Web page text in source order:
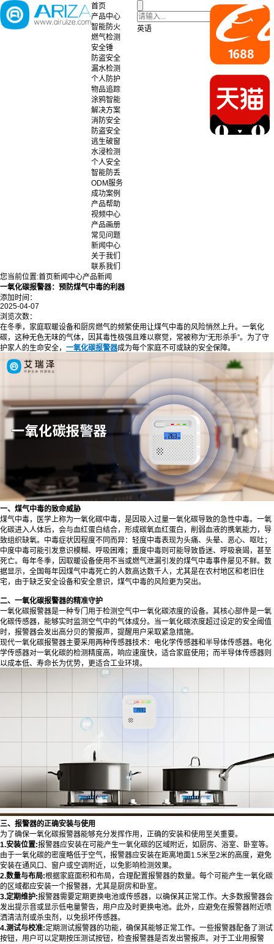
首页
产品中心
智能防火
燃气检测
安全锤
防盗安全
漏水检测
个人防护
物品追踪
涂鸦智能
解决方案
消防安全
防盗安全
逃生破窗
水浸检测
个人安全
智能防丢
ODM服务
成功案例
产品帮助
视频中心
产品画册
常见问题
新闻中心
关于我们
联系我们
英语
您当前位置:首页新闻中心产品新闻
一氧化碳报警器：预防煤气中毒的利器
添加时间：
2025-04-07
浏览次数：
在冬季，家庭取暖设备和厨房燃气的频繁使用让煤气中毒的风险悄然上升。一氧化
碳，这种无色无味的气体，因其毒性极强且难以察觉，常被称为“无形杀手”。为了守
护家人的生命安全， 一氧化碳报警器成为每个家庭不可或缺的安全保障。
一、煤气中毒的致命威胁
煤气中毒，医学上称为一氧化碳中毒，是因吸入过量一氧化碳导致的急性中毒。一氧
化碳进入人体后，会与血红蛋白结合，形成碳氧血红蛋白，削弱血液的携氧能力，导
致组织缺氧。中毒症状因程度不同而异：轻度中毒表现为头痛、头晕、恶心、呕吐；
中度中毒可能引发意识模糊、呼吸困难；重度中毒则可能导致昏迷、呼吸衰竭，甚至
死亡。每年冬季，因取暖设备使用不当或燃气泄漏引发的煤气中毒事件屡见不鲜。数
据显示，全国每年因煤气中毒死亡的人数高达数千人，尤其是在农村地区和老旧住
宅，由于缺乏安全设备和安全意识，煤气中毒的风险更为突出。
二、一氧化碳报警器的精准守护
一氧化碳报警器是一种专门用于检测空气中一氧化碳浓度的设备。其核心部件是一氧
化碳传感器，能够实时监测空气中的气体成分。当一氧化碳浓度超过设定的安全阈值
时，报警器会发出高分贝的警报声，提醒用户采取紧急措施。
现代一氧化碳报警器主要采用两种传感器技术：电化学传感器和半导体传感器。电化
学传感器对一氧化碳的检测精度高，响应速度快，适合家庭使用；而半导体传感器则
以成本低、寿命长为优势，更适合工业环境。
三、报警器的正确安装与使用
为了确保一氧化碳报警器能够充分发挥作用，正确的安装和使用至关重要。
1.安装位置:报警器应安装在可能产生一氧化碳的区域附近，如厨房、浴室、卧室等。
由于一氧化碳的密度略低于空气，报警器应安装在距离地面1.5米至2米的高度，避免
安装在通风口、窗户或空调附近，以免影响检测效果。
2.数量与布局:根据家庭面积和布局，合理配置报警器的数量。每个可能产生一氧化碳
的区域都应安装一个报警器，尤其是厨房和卧室。
3.定期维护:报警器需要定期更换电池或传感器，以确保其正常工作。大多数报警器会
发出提示音或显示低电量警告，用户应及时更换电池。此外，应避免在报警器附近喷
洒清洁剂或杀虫剂，以免损坏传感器。
4.测试与校准:定期测试报警器的功能，确保其能够正常工作。一些报警器配备了测试
按钮，用户可以定期按压测试按钮，检查报警器是否发出警报声。对于工业用报警